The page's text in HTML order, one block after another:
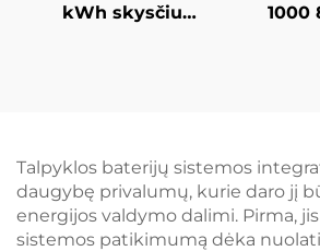
kWh skysčiu
valdymo sistema
mikrotinklams,
pramonei
1000
Talpyklos baterijų sistemos
daugybę privalumų, kurie daro jį
energijos valdymo dalimi. Pirma,
sistemos patikimumą dėka